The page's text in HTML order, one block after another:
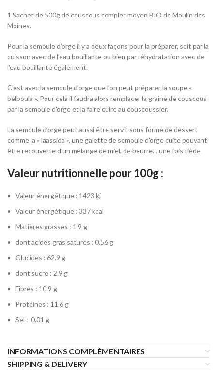
1 Sachet de 500g de couscous complet moyen BIO de Moulin des
Moines.
Pour la semoule d’orge il y a deux façons pour la préparer, soit par la
cuisson avec de l’eau bouillante ou bien par réhydratation avec de
l’eau bouillante également.
C’est avec la semoule d’orge que l’on peut préparer la soupe «
belboula ». Pour cela il faudra alors remplacer la graine de couscous
par la semoule d’orge et la faire cuire au couscoussier.
La semoule d’orge peut aussi être servit sous forme de dessert
comme la « laassida », une galette de semoule d’orge cuite pouvant
être recouverte d’un mélange de miel, de beurre… une fois tiède.
Valeur nutritionnelle pour 100g :
Valeur énergétique : 1423 kj
Valeur énergétique : 337 kcal
Matières grasses : 1.9 g
dont acides gras saturés : 0.56 g
Glucides : 62.9 g
dont sucre : 2.9 g
Fibres : 10.9 g
Protéines : 11.6 g
Sel : 0.01 g
INFORMATIONS COMPLÉMENTAIRES
SHIPPING & DELIVERY